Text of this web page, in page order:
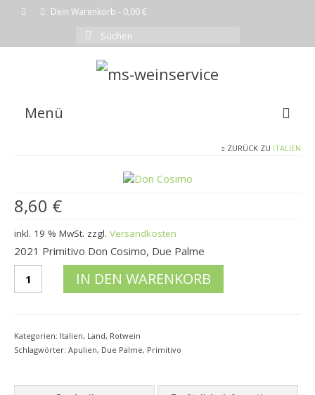
Dein Warenkorb - 0,00€
Suchen
nach:
Menü
SHOP
KOMPLETTE WEINLISTE
WARENKORB
KASSE
Datenschutzbelehrung
Widerrufsbelehrung
ZURÜCK ZU ITALIEN
8,60 €
inkl. 19 % MwSt. zzgl. Versandkosten
2021 Primitivo Don Cosimo, Due Palme
PrimitivoCantinaIN DEN WARENKORB
Kategorien: Italien, Land, Rotwein
Schlagwörter: Apulien, Due Palme, Primitivo